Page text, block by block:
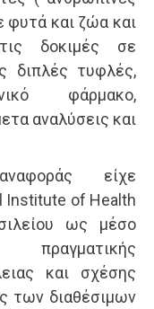
φυτά και ζώα και
δοκιμές σε
διπλές τυφλές,
φάρμακο,
αναλύσεις και
είχε
Institute of Health
ως μέσο
και σχέσης
των διαθέσιμων